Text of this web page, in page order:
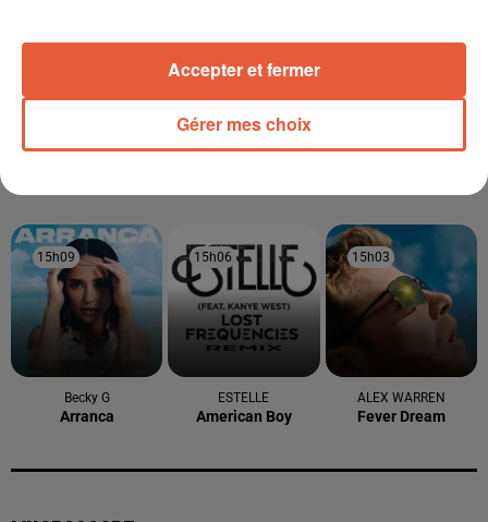
15h09
15h09
Becky G
Arranca
15h06
15h06
ESTELLE
American Boy
15h03
15h03
ALEX WARREN
Fever Dream
Gérer mes choix
Accepter et fermer